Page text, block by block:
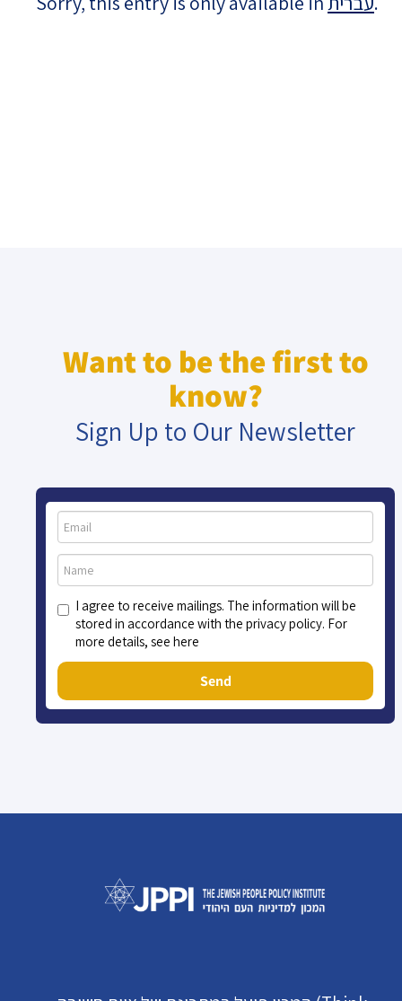
Want to be the first to
know?
Sign Up to Our Newsletter
I agree to receive mailings. The information will be
stored in accordance with the privacy policy. For
more details, see here
Send